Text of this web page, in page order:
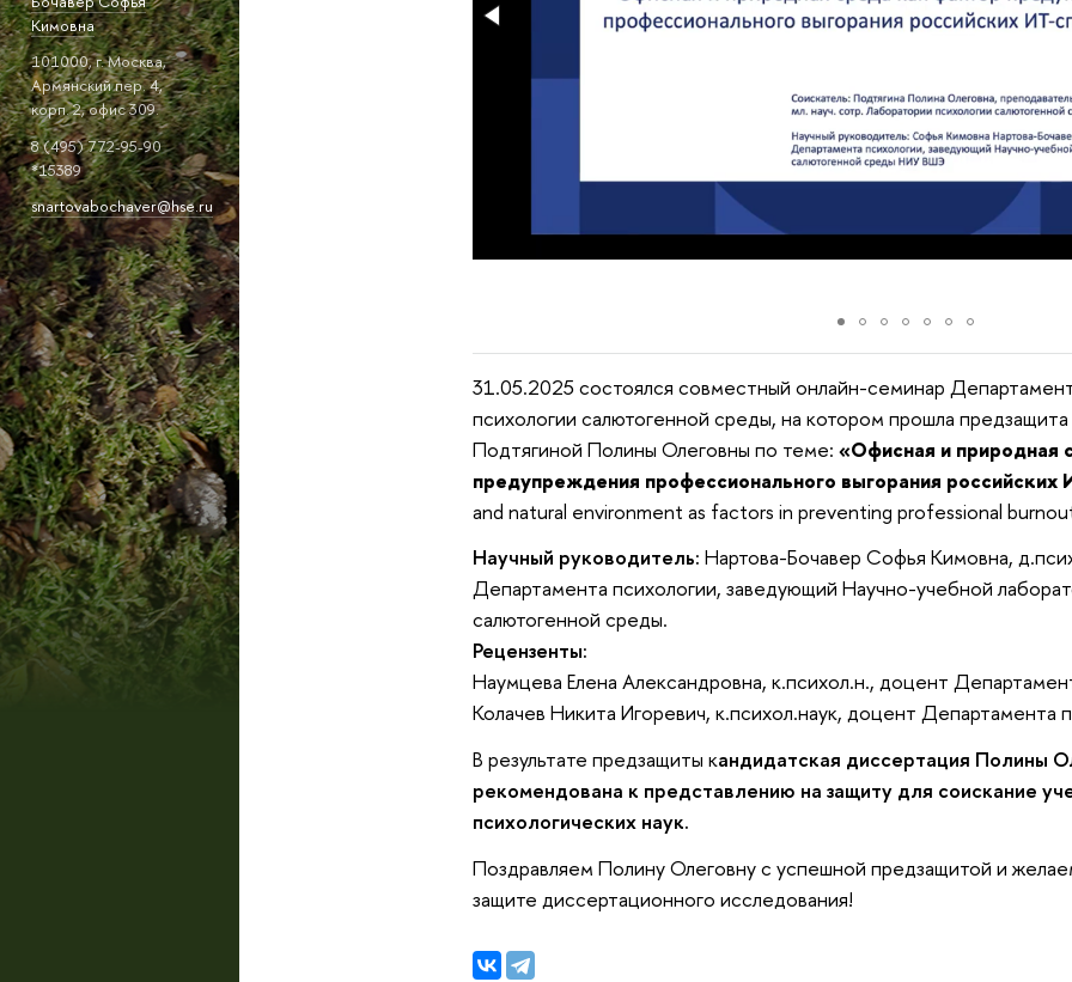
Кимовна
101000, г. Москва,
Армянский пер. 4,
корп. 2, офис 309.
8 (495) 772-95-90
*15389
snartovabochaver@hse.ru
31.05.2025 состоялся совместный онлайн-семинар
психологии салютогенной среды, на котором прошла
Подтягиной Полины Олеговны по теме:«Офисная и природная
предупреждения профессионального выгорания российских
and natural environment as factors in preventing professional
Научный руководитель: Нартова-Бочавер Софья Кимовна,
Департамента психологии, заведующий Научно-учебной
салютогенной среды.
Рецензенты:
Наумцева Елена Александровна, к.психол.н., доцент
Колачев Никита Игоревич, к.психол.наук, доцент Департамента
В результатепредзащиты кандидатская диссертация Полины
рекомендована к представлению на защиту для соискание
психологических наук.
Поздравляем Полину Олеговну с успешной предзащитой и
защите диссертационного исследования!